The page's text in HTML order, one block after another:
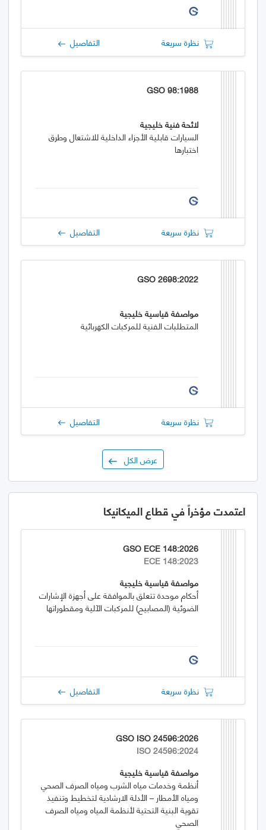
نظرة سريعة التفاصيل
GSO 98:1988
لائحة فنية خليجية
السيارات قابلية الأجزاء الداخلية للاشتعال وطرق
اختبارها
نظرة سريعة التفاصيل
GSO 2698:2022
مواصفة قياسية خليجية
المتطلبات الفنية للمركبات الكهربائية
نظرة سريعة التفاصيل
عرض الكل
اعتمدت مؤخراً في قطاع الميكانيكا
GSO ECE 148:2026
ECE 148:2023
مواصفة قياسية خليجية
أحكام موحدة تتعلق بالموافقة على أجهزة الإشارات
الضوئية (المصابيح) للمركبات الآلية ومقطوراتها
نظرة سريعة التفاصيل
GSO ISO 24596:2026
ISO 24596:2024
مواصفة قياسية خليجية
أنظمة وخدمات مياه الشرب ومياه الصرف الصحي
ومياه الأمطار – الأدلة الارشادية لتخطيط وتنفيذ
تقوية البنية التحتية لأنظمة المياه ومياه الصرف
الصحي